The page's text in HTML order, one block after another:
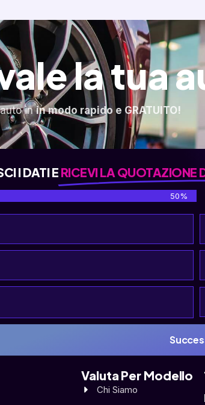
la tua
auto inin modo rapido e GRATUITO!
I DATI E RICEVI LA QUOTAZIONE
50%
Valuta Per Modello
Chi Siamo